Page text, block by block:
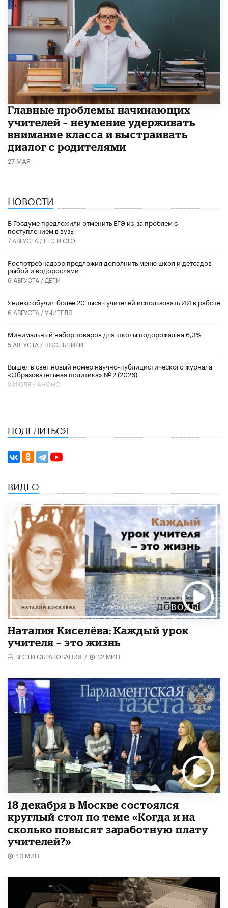
Главные проблемы начинающих
учителей – неумение удерживать
внимание класса и выстраивать
диалог с родителями
27 МАЯ
НОВОСТИ
В Госдуме предложили отменить ЕГЭ из-за проблем с
поступлением в вузы
7 АВГУСТА / ЕГЭ И ОГЭ
Роспотребнадзор предложил дополнить меню школ и детсадов
рыбой и водорослями
6 АВГУСТА / ДЕТИ
​Яндекс обучил более 20 тысяч учителей использовать ИИ в работе
6 АВГУСТА /УЧИТЕЛЯ
Минимальный набор товаров для школы подорожал на 6,3%
5 АВГУСТА / ШКОЛЬНИКИ
Вышел в свет новый номер научно-публицистического журнала
«Образовательная политика» № 2 (2026)
3 ИЮЛЯ / АНОНС
ПОДЕЛИТЬСЯ
ВИДЕО
Наталия Киселёва: Каждый урок
учителя – это жизнь
ВЕСТИ ОБРАЗОВАНИЯ / 32 МИН.
18 декабря в Москве состоялся
круглый стол по теме «Когда и на
сколько повысят заработную плату
учителей?»
40 МИН.